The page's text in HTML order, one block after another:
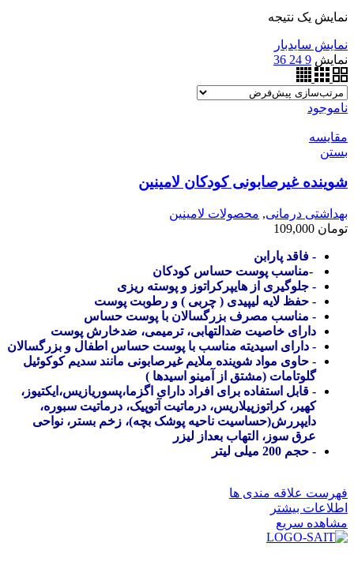
نمایش یک نتیجه
نمایش سایدبار
نمایش 9
24
36
ناموجود
مقایسه
بستن
شوینده غیرصابونی کودکان لامینین
بهداشتی درمانی, محصولات لامینین
تومان
- فاقد پارابن
-مناسب پوست حساس کودکان
- جلوگیری از هایپرکراتوز و پوسته ریزی
- حفظ لایه لیپیدی ( چربی ) و رطوبت پوست
- مناسب مصرف بزرگسالان با پوست حساس
دارای خاصیت ضدالتهابی، ترمیمی، ضدخارش پوست
- دارای اسیدیته مناسب با پوست حساس اطفال و بزرگسالان
- حاوی مواد شوینده ملایم غیرصابونی مانند سدیم کوکوئیل
گلوتامات (مشتق از آمینو اسیدها )
- قابل استفاده برای افراد دارای اگزما،پسوریازیس،ایکتیوز،
کهیر، کراتوزپیلاریس، درماتیت آتوپیک، درماتیت سبوره،
دایپررش(حساسیت ناحیه پوشک بچه)، زخم بستر، نواحی
عرق سوز، التهاب بعداز لیزر
- حجم 200 میلی لیتر
فهرست علاقه مندی ها
اطلاعات بیشتر
مشاهده سریع